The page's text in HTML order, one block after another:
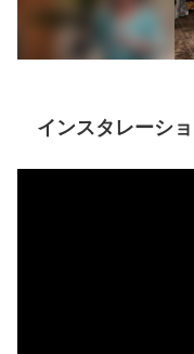
インスタレーシ